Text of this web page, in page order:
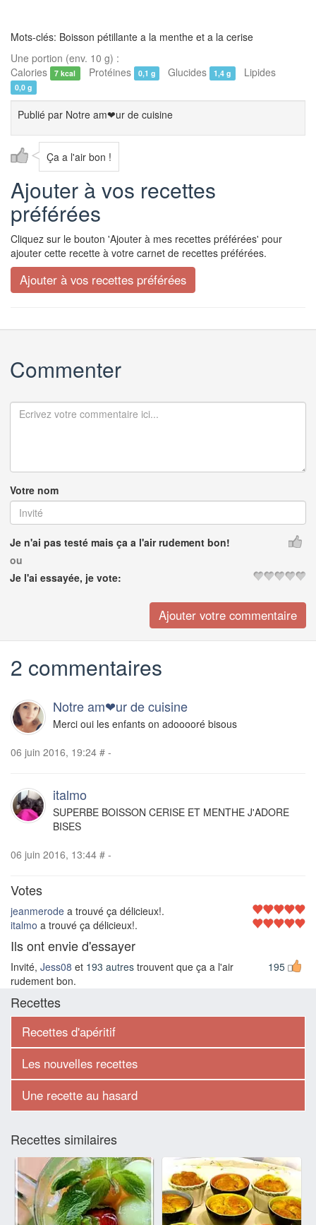
Mots-clés: Boisson pétillante a la menthe et a la cerise
Une portion (env. 10 g) :
Calories
7 kcal Protéines 0,1 g Glucides 1,4 g Lipides
0,0 g
Publié par Notre am❤ur de cuisine
Ça a l'air bon !
Ajouter à vos recettes
préférées
Cliquez sur le bouton 'Ajouter à mes recettes préférées' pour
ajouter cette recette à votre carnet de recettes préférées.
Commenter
Votre nom
Je n'ai pas testé mais ça a l'air rudement bon!
ou
Je l'ai essayée, je vote:
2 commentaires
Notre am❤ur de cuisine
Merci oui les enfants on adooooré bisous
06 juin 2016, 19:24 # -
italmo
SUPERBE BOISSON CERISE ET MENTHE J'ADORE
BISES
06 juin 2016, 13:44 # -
Votes
jeanmerode a trouvé ça délicieux!.
italmo a trouvé ça délicieux!.
Ils ont envie d'essayer
195
Invité, Jess08 et 193 autres trouvent que ça a l'air
rudement bon.
Recettes
Recettes d'apéritif
Les nouvelles recettes
Une recette au hasard
Recettes similaires